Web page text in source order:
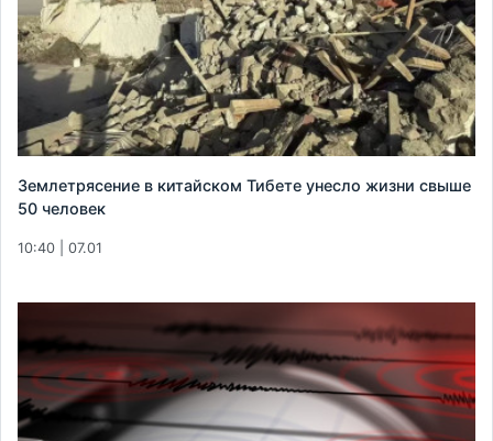
Землетрясение в китайском Тибете унесло жизни свыше
50 человек
10:40 | 07.01